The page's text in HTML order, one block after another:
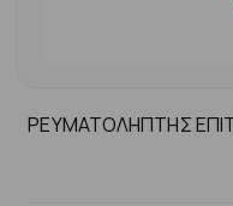
ΡΕΥΜΑΤΟΛΗΠΤΗΣ